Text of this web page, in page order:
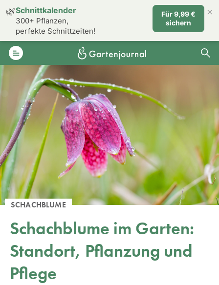
SCHACHBLUME
Schachblume im Garten:
Standort, Pflanzung und
Pflege
🌿Schnittkalender
300+ Pflanzen,
perfekte Schnittzeiten!
Für 9,99 €
sichern
×